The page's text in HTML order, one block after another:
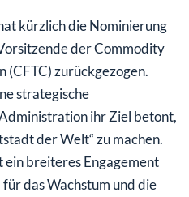
kürzlich die Nominierung
der Commodity
(CFTC) zurückgezogen.
strategische
ihr Ziel betont,
der Welt“ zu machen.
ein breiteres Engagement
das Wachstum und die